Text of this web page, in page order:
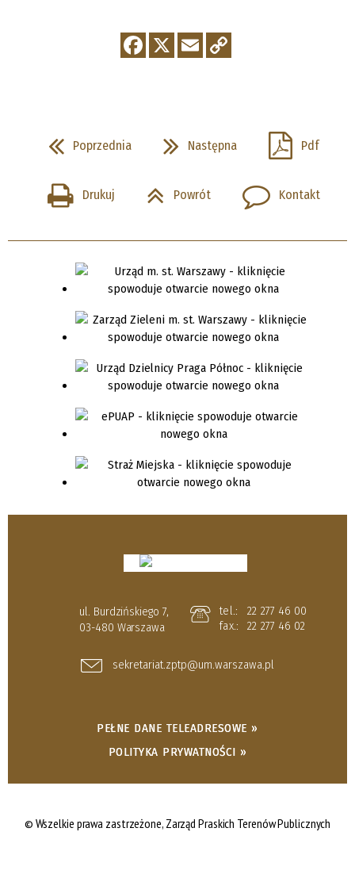
Poprzednia Następna Pdf
Drukuj Powrót Kontakt
ul. Burdzińskiego 7,
03-480 Warszawa
tel.:
22 277 46 00
fax.:
22 277 46 02
sekretariat.zptp@um.warszawa.pl
PEŁNE DANE TELEADRESOWE »
POLITYKA PRYWATNOŚCI »
© Wszelkie prawa zastrzeżone, Zarząd Praskich Terenów Publicznych